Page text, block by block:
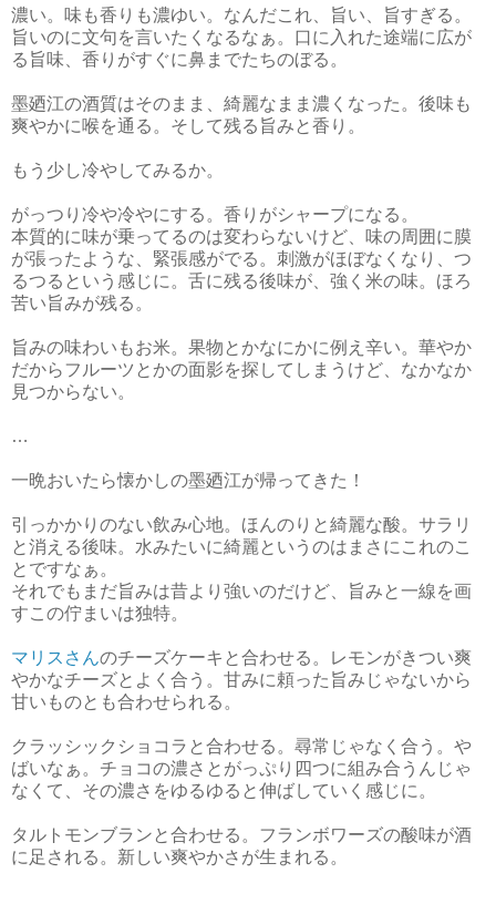
濃い。味も香りも濃ゆい。なんだこれ、旨い、旨すぎる。
旨いのに文句を言いたくなるなぁ。口に入れた途端に広が
る旨味、香りがすぐに鼻までたちのぼる。
墨廼江の酒質はそのまま、綺麗なまま濃くなった。後味も
爽やかに喉を通る。そして残る旨みと香り。
もう少し冷やしてみるか。
がっつり冷や冷やにする。香りがシャープになる。
本質的に味が乗ってるのは変わらないけど、味の周囲に膜
が張ったような、緊張感がでる。刺激がほぼなくなり、つ
るつるという感じに。舌に残る後味が、強く米の味。ほろ
苦い旨みが残る。
旨みの味わいもお米。果物とかなにかに例え辛い。華やか
だからフルーツとかの面影を探してしまうけど、なかなか
見つからない。
…
一晩おいたら懐かしの墨廼江が帰ってきた！
引っかかりのない飲み心地。ほんのりと綺麗な酸。サラリ
と消える後味。水みたいに綺麗というのはまさにこれのこ
とですなぁ。
それでもまだ旨みは昔より強いのだけど、旨みと一線を画
すこの佇まいは独特。
マリスさんのチーズケーキと合わせる。レモンがきつい爽
やかなチーズとよく合う。甘みに頼った旨みじゃないから
甘いものとも合わせられる。
クラッシックショコラと合わせる。尋常じゃなく合う。や
ばいなぁ。チョコの濃さとがっぷり四つに組み合うんじゃ
なくて、その濃さをゆるゆると伸ばしていく感じに。
タルトモンブランと合わせる。フランボワーズの酸味が酒
に足される。新しい爽やかさが生まれる。